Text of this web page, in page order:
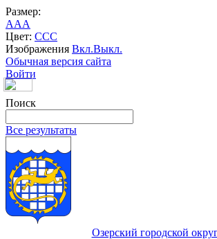
Размер:
AAA
Цвет: CCC
Изображения Вкл.Выкл.
Обычная версия сайта
Войти
Поиск
Все результаты
Озерский городской